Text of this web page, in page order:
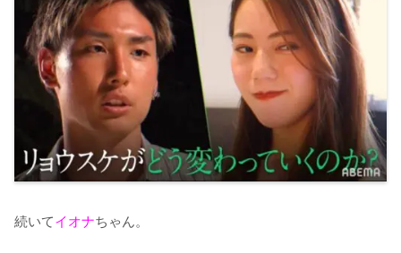
続いてイオナちゃん。